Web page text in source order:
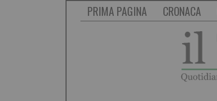
PRIMA PAGINA CRONACA